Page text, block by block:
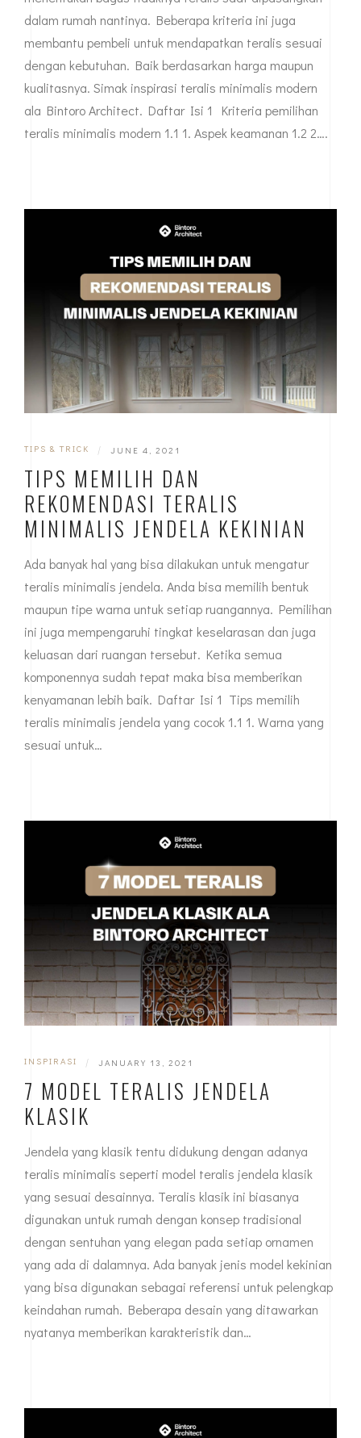
dalam rumah nantinya. Beberapa kriteria ini juga
membantu pembeli untuk mendapatkan teralis sesuai
dengan kebutuhan. Baik berdasarkan harga maupun
kualitasnya. Simak inspirasi teralis minimalis modern
ala Bintoro Architect. Daftar Isi 1 Kriteria pemilihan
teralis minimalis modern 1.1 1. Aspek keamanan 1.2 2….
TIPS & TRICK | JUNE 4, 2021
TIPS MEMILIH DAN
REKOMENDASI TERALIS
MINIMALIS JENDELA KEKINIAN
Ada banyak hal yang bisa dilakukan untuk mengatur
teralis minimalis jendela. Anda bisa memilih bentuk
maupun tipe warna untuk setiap ruangannya. Pemilihan
ini juga mempengaruhi tingkat keselarasan dan juga
keluasan dari ruangan tersebut. Ketika semua
komponennya sudah tepat maka bisa memberikan
kenyamanan lebih baik. Daftar Isi 1 Tips memilih
teralis minimalis jendela yang cocok 1.1 1. Warna yang
sesuai untuk…
INSPIRASI | JANUARY 13, 2021
7 MODEL TERALIS JENDELA
KLASIK
Jendela yang klasik tentu didukung dengan adanya
teralis minimalis seperti model teralis jendela klasik
yang sesuai desainnya. Teralis klasik ini biasanya
digunakan untuk rumah dengan konsep tradisional
dengan sentuhan yang elegan pada setiap ornamen
yang ada di dalamnya. Ada banyak jenis model kekinian
yang bisa digunakan sebagai referensi untuk pelengkap
keindahan rumah. Beberapa desain yang ditawarkan
nyatanya memberikan karakteristik dan…